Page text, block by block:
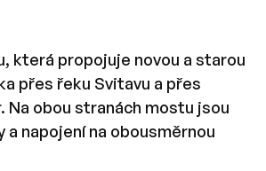
která propojuje novou a starou
přes řeku Svitavu a přes
Na obou stranách mostu jsou
napojení na obousměrnou